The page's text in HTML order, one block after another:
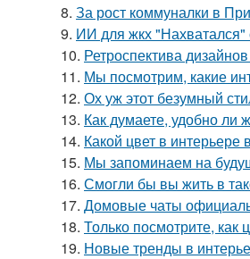
8. За рост коммуналки в
9. ИИ для жкх "Нахватался"
10. Ретроспектива
11. Мы посмотрим, какие
12. Ох уж этот безумный
13. Как думаете, удобно ли
14. Какой цвет в
15. Мы запоминаем на
16. Смогли бы вы жить в
17. Домовые чаты
18. Только посмотрите,
19. Новые тренды в